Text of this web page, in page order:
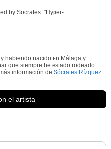
by Socrates: "Hyper-
habiendo nacido en Málaga y
que siempre he estado rodeado
información de Sócrates Rízquez
el artista